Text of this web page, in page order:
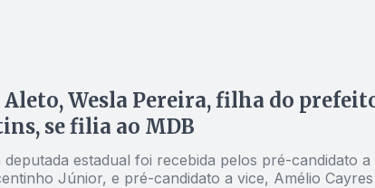
Aleto, Wesla Pereira, filha do
se filia ao MDB
deputada estadual foi recebida pelos pré-candidato a
Júnior, e pré-candidato a vice, Amélio Cayres